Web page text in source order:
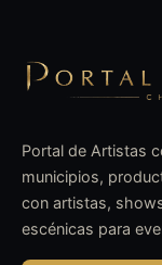
Portal de Artistas
municipios,
con artistas,
escénicas para